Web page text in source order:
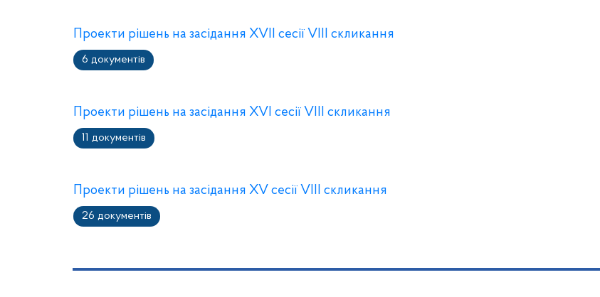
Проекти рішень на засідання XVII сесії VIII скликання
6 документів
Проекти рішень на засідання XVI сесії VIII скликання
11 документів
Проекти рішень на засідання XV сесії VIII скликання
26 документів